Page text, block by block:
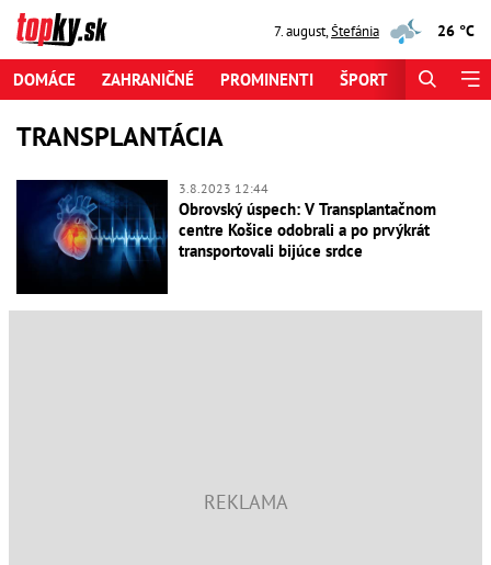
7. august,Štefánia 26 °C
DOMÁCE ZAHRANIČNÉ PROMINENTI ŠPORT
TRANSPLANTÁCIA
3.8.2023 12:44
Obrovský úspech: V Transplantačnom
centre Košice odobrali a po prvýkrát
transportovali bijúce srdce